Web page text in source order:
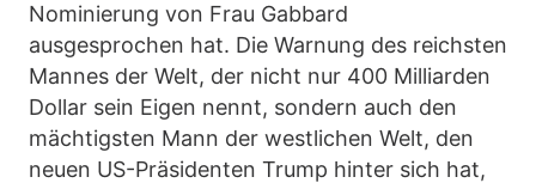
Nominierung von Frau Gabbard
ausgesprochen hat. Die Warnung des reichsten
Mannes der Welt, der nicht nur 400 Milliarden
Dollar sein Eigen nennt, sondern auch den
mächtigsten Mann der westlichen Welt, den
neuen US-Präsidenten Trump hinter sich hat,